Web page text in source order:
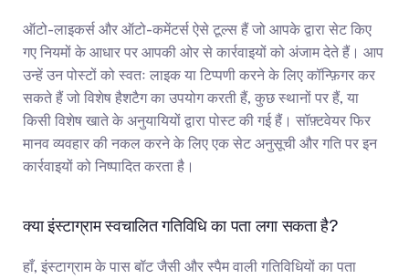
ऑटो-लाइकर्स और ऑटो-कमेंटर्स ऐसे टूल्स हैं जो आपके द्वारा सेट किए
गए नियमों के आधार पर आपकी ओर से कार्रवाइयों को अंजाम देते हैं। आप
उन्हें उन पोस्टों को स्वतः लाइक या टिप्पणी करने के लिए कॉन्फ़िगर कर
सकते हैं जो विशेष हैशटैग का उपयोग करती हैं, कुछ स्थानों पर हैं, या
किसी विशेष खाते के अनुयायियों द्वारा पोस्ट की गई हैं। सॉफ़्टवेयर फिर
मानव व्यवहार की नकल करने के लिए एक सेट अनुसूची और गति पर इन
कार्रवाइयों को निष्पादित करता है।
क्या इंस्टाग्राम स्वचालित गतिविधि का पता लगा सकता है?
हाँ, इंस्टाग्राम के पास बॉट जैसी और स्पैम वाली गतिविधियों का पता